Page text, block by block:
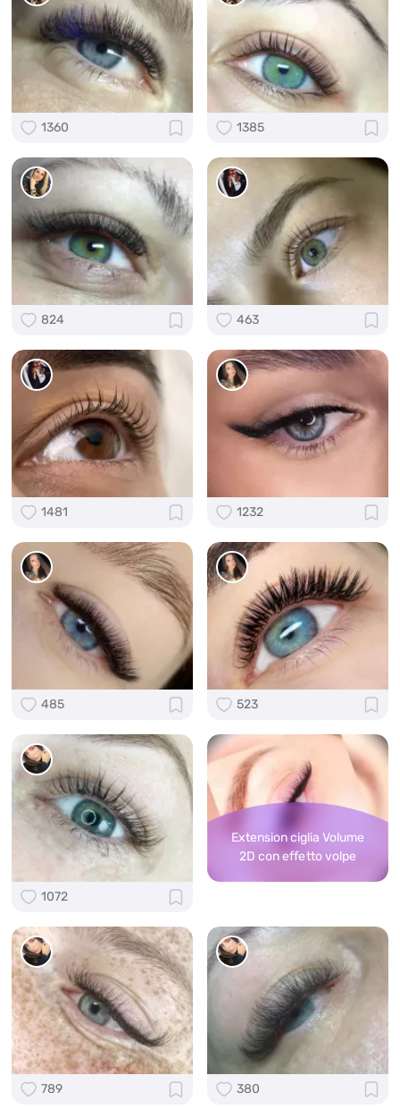
1360 1385
824 463
1481 1232
485 523
1072
Extension ciglia Volume
2D con effetto volpe
789 380